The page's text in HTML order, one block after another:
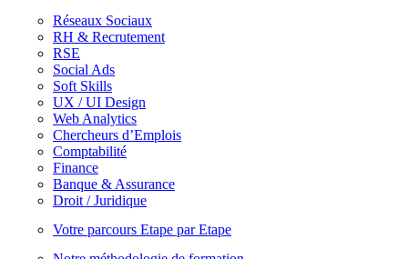
Réseaux Sociaux
RH & Recrutement
RSE
Social Ads
Soft Skills
UX / UI Design
Web Analytics
Chercheurs d’Emplois
Comptabilité
Finance
Banque & Assurance
Droit / Juridique
Votre parcours Etape par Etape